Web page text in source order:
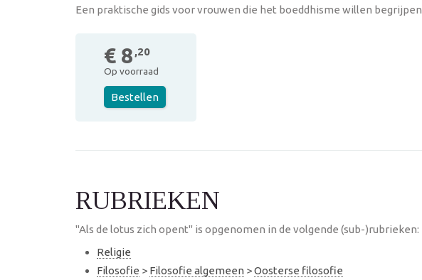
Een praktische gids voor vrouwen die het boeddhisme willen begrijpen
€ 8 ,20
Op voorraad
Bestellen
RUBRIEKEN
"Als de lotus zich opent" is opgenomen in de volgende (sub-)rubrieken:
Religie
Filosofie > Filosofie algemeen >Oosterse filosofie